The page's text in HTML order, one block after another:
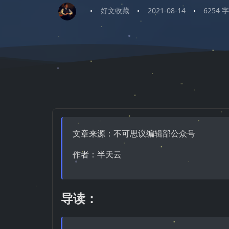
好文收藏 2021-08-14 6254 字
文章来源：不可思议编辑部公众号
作者：半天云
导读：